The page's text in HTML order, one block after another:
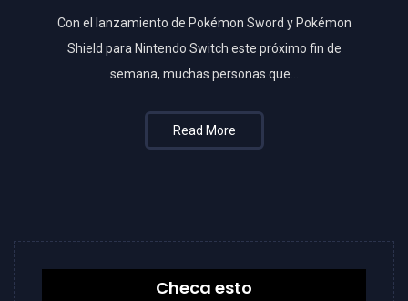
Con el lanzamiento de Pokémon Sword y Pokémon
Shield para Nintendo Switch este próximo fin de
semana, muchas personas que…
Read More
Checa esto